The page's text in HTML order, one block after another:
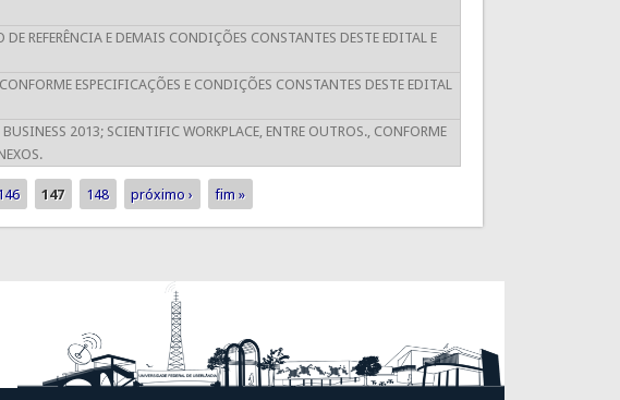
REFERÊNCIA E DEMAIS CONDIÇÕES CONSTANTES DESTE EDITAL E
ESPECIFICAÇÕES E CONDIÇÕES CONSTANTES DESTE EDITAL
2013; SCIENTIFIC WORKPLACE, ENTRE OUTROS., CONFORME
147 148 próximo › fim »